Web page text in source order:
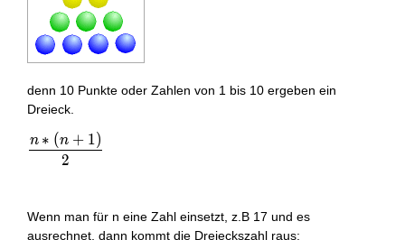
denn 10 Punkte oder Zahlen von 1 bis 10 ergeben ein
Dreieck.
\frac { n*(n+1) }{ 2 }
2
n ∗ (n + 1)
Wenn man für n eine Zahl einsetzt, z.B 17 und es
ausrechnet, dann kommt die Dreieckszahl raus: